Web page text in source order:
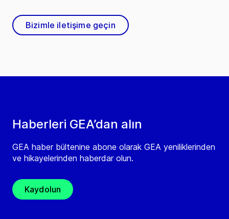
Haberleri GEA’dan alın
GEA haber bültenine abone olarak GEA yeniliklerinden
ve hikayelerinden haberdar olun.
Kaydolun
Bizimle iletişime geçin